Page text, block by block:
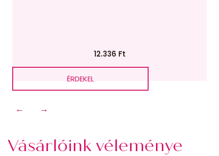
12.336 Ft
ÉRDEKEL
← →
Vásárlóink véleménye